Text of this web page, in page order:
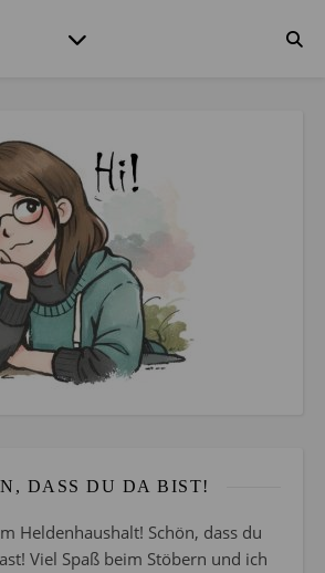
DASS DU DA BIST!
Heldenhaushalt! Schön, dass du
Viel Spaß beim Stöbern und ich